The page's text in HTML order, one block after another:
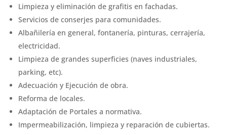
Limpieza y eliminación de grafitis en fachadas.
Servicios de conserjes para comunidades.
Albañilería en general, fontanería, pinturas, cerrajería,
electricidad.
Limpieza de grandes superficies (naves industriales,
parking, etc).
Adecuación y Ejecución de obra.
Reforma de locales.
Adaptación de Portales a normativa.
Impermeabilización, limpieza y reparación de cubiertas.